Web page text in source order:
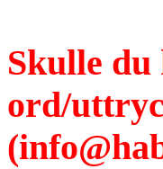
Skulle
ord/